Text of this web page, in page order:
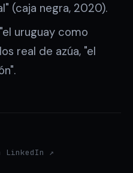
(caja negra, 2020).
uruguay como
real de azúa, "el
LinkedIn ↗